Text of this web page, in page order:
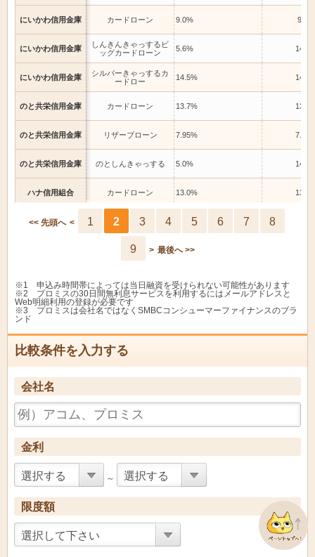
にいかわ信用金庫
にいかわ信用金庫
にいかわ信用金庫
のと共栄信用金庫
のと共栄信用金庫
のと共栄信用金庫
ハナ信用組合
ひまわり信用金庫
みちのく銀行
みなと銀行
ミレ信用組合
ミレ信用組合
もみじ銀行
もみじ銀行
もみじ銀行
ゆうちょ銀行
りそな銀行
カードローン 9.0% 9.0%
しんきんきゃっするビ
ッグカードローン
5.6%
シルバーきゃっするカ
ードロー
14.5%
カードローン 13.7%
リザーブローン 7.95%
のとしんきゃっする 5.0%
カードローン 13.0%
しんきんカードローン
4.5%
ＮＥＷしんきんキャッ
スル
6.8%
ン
トモカ 4.9%
Ｑポートネオ 4.5%
アラカルト 3.8%
ミニカードローン 14.0%
マイカードもみじ君
ミニカードローン 10.5%
りそなプレミアムカー
<< 先頭へ < 1 2 3 4 5 6 7 8
9 > 最後へ >>
※1 申込み時間帯によっては当日融資を受けられない可能性があります
※2 プロミスの30日間無利息サービスを利用するにはメールアドレスと
Web明細利用の登録が必要です
※3 プロミスは会社名ではなくSMBCコンシューマーファイナンスのブラ
ンド
比較条件を入力する
会社名
金利
選択する ～ 選択する
限度額
選択して下さい